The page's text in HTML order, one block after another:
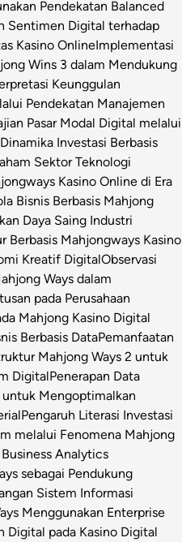
Pendekatan Balanced
Sentimen Digital terhadap
Kasino OnlineImplementasi
Wins 3 dalam Mendukung
Keunggulan
Pendekatan Manajemen
Pasar Modal Digital melalui
Investasi Berbasis
Sektor Teknologi
Kasino Online di Era
Bisnis Berbasis Mahjong
Daya Saing Industri
Berbasis Mahjongways Kasino
Kreatif DigitalObservasi
Ways dalam
pada Perusahaan
Mahjong Kasino Digital
Berbasis DataPemanfaatan
Mahjong Ways 2 untuk
DigitalPenerapan Data
Mengoptimalkan
Pengaruh Literasi Investasi
melalui Fenomena Mahjong
Analytics
sebagai Pendukung
Sistem Informasi
Menggunakan Enterprise
Digital pada Kasino Digital